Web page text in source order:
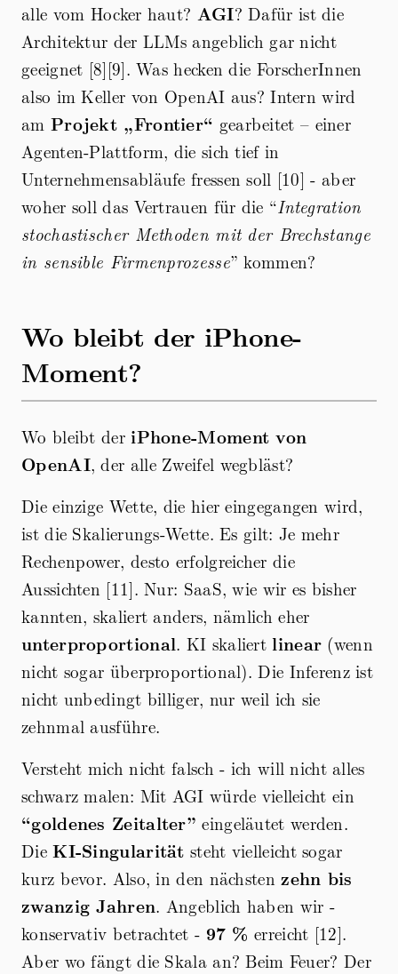
alle vom Hocker haut? AGI? Dafür ist die
Architektur der LLMs angeblich gar nicht
geeignet [8][9]. Was hecken die ForscherInnen
also im Keller von OpenAI aus? Intern wird
am Projekt „Frontier“ gearbeitet – einer
Agenten-Plattform, die sich tief in
Unternehmensabläufe fressen soll [10] - aber
woher soll das Vertrauen für die “Integration
stochastischer Methoden mit der Brechstange
in sensible Firmenprozesse” kommen?
Wo bleibt der iPhone-
Moment?
Wo bleibt der iPhone-Moment von
OpenAI, der alle Zweifel wegbläst?
Die einzige Wette, die hier eingegangen wird,
ist die Skalierungs-Wette. Es gilt: Je mehr
Rechenpower, desto erfolgreicher die
Aussichten [11]. Nur: SaaS, wie wir es bisher
kannten, skaliert anders, nämlich eher
unterproportional. KI skaliert linear (wenn
nicht sogar überproportional). Die Inferenz ist
nicht unbedingt billiger, nur weil ich sie
zehnmal ausführe.
Versteht mich nicht falsch - ich will nicht alles
schwarz malen: Mit AGI würde vielleicht ein
“goldenes Zeitalter” eingeläutet werden.
DieKI-Singularität steht vielleicht sogar
kurz bevor. Also, in den nächstenzehn bis
zwanzig Jahren. Angeblich haben wir -
konservativ betrachtet - 97 % erreicht [12].
Aber wo fängt die Skala an? Beim Feuer? Der